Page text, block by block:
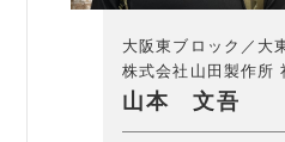
大阪東ブロック／大
株式会社山田製作所
山本 文吾